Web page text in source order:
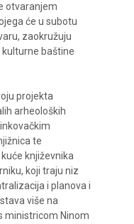
otvaranjem
će u subotu
zaokružuju
baštine
projekta
arheoloških
te
književnika
koji traju niz
i planova i
više na
ministricom Ninom